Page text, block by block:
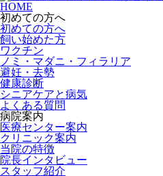
HOME
初めての方へ
初めての方へ
飼い始めた方
ワクチン
ノミ・マダニ・フィラリア
避妊・去勢
健康診断
シニアケアと病気
よくある質問
病院案内
医療センター案内
クリニック案内
当院の特徴
院長インタビュー
スタッフ紹介